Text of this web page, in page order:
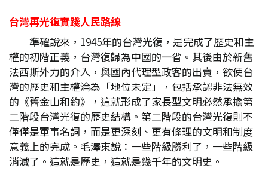
台灣再光復實踐人民路線
準確說來，1945年的台灣光復，是完成了歷史和主
權的初階正義，台灣復歸為中國的一省。其後由於新舊
法西斯外力的介入，與國內代理型政客的出賣，欲使台
灣的歷史和主權淪為「地位未定」，包括承認非法無效
的《舊金山和約》，這就形成了家長型文明必然承擔第
二階段台灣光復的歷史結構。第二階段的台灣光復則不
僅僅是軍事名詞，而是更深刻、更有條理的文明和制度
意義上的完成。毛澤東說：一些階級勝利了，一些階級
消滅了。這就是歷史，這就是幾千年的文明史。